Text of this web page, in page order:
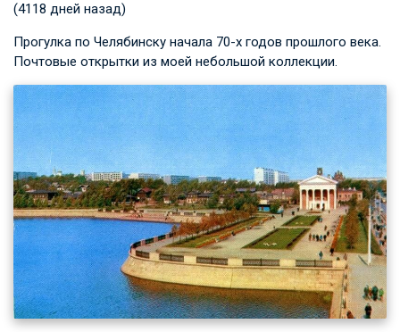
(4118 дней назад)
Прогулка по Челябинску начала 70-х годов прошлого века.
Почтовые открытки из моей небольшой коллекции.